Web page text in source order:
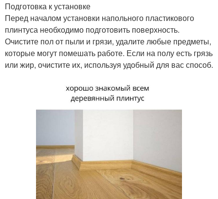
Подготовка к установке
Перед началом установки напольного пластикового
плинтуса необходимо подготовить поверхность.
Очистите пол от пыли и грязи, удалите любые предметы,
которые могут помешать работе. Если на полу есть грязь
или жир, очистите их, используя удобный для вас способ.